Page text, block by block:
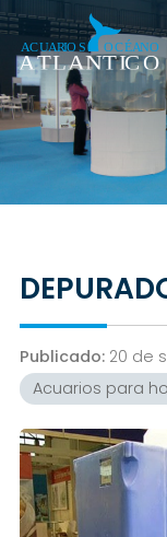
Publicado: 20 de
Acuarios para